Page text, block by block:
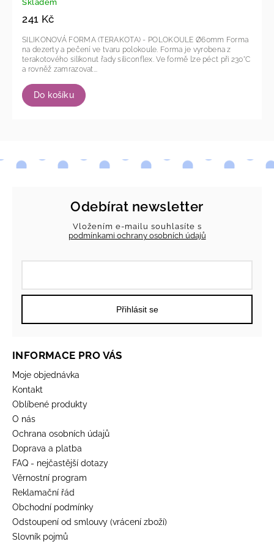
Skladem
241 Kč
Do košíku
SILIKONOVÁ FORMA (TERAKOTA) - POLOKOULE Ø60mm Forma
na dezerty a pečení ve tvaru polokoule. Forma je vyrobena z
terakotového silikonut řady siliconflex. Ve formě lze péct při 230°C
a rovněž zamrazovat...
Odebírat newsletter
Vložením e-mailu souhlasíte s
podmínkami ochrany osobních údajů
Přihlásit se
INFORMACE PRO VÁS
Moje objednávka
Kontakt
Oblíbené produkty
O nás
Ochrana osobních údajů
Doprava a platba
FAQ - nejčastější dotazy
Věrnostní program
Reklamační řád
Obchodní podmínky
Odstoupení od smlouvy (vrácení zboží)
Slovník pojmů